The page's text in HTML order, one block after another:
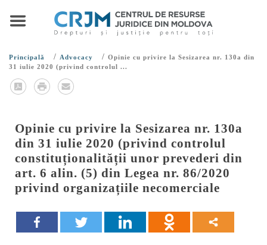
Principală / Advocacy / Opinie cu privire la Sesizarea nr. 130a din
31 iulie 2020 (privind controlul ...
Opinie cu privire la Sesizarea nr. 130a
din 31 iulie 2020 (privind controlul
constituționalității unor prevederi din
art. 6 alin. (5) din Legea nr. 86/2020
privind organizațiile necomerciale